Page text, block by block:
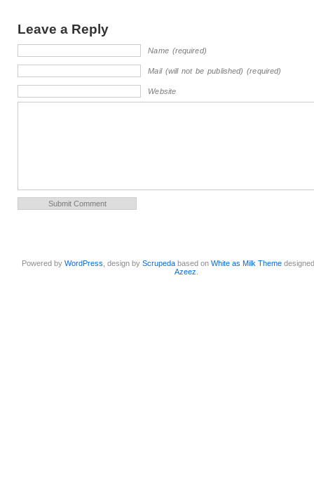
Leave a Reply
Name (required)
Mail (will not be published) (required)
Website
Powered byWordPress , design byScrupeda based onWhite as Milk Theme
Azeez